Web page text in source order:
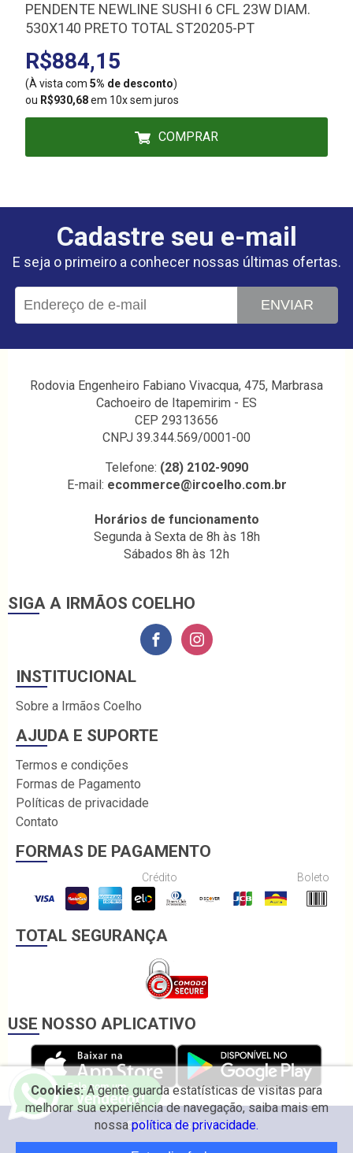
PENDENTE NEWLINE SUSHI 6 CFL 23W DIAM.
530X140 PRETO TOTAL ST20205-PT
R$884,15
(À vista com 5% de desconto)
ou R$930,68em 10x sem juros
COMPRAR
Cadastre seu e-mail
E seja o primeiro a conhecer nossas últimas ofertas.
ENVIAR
Rodovia Engenheiro Fabiano Vivacqua, 475, Marbrasa
Cachoeiro de Itapemirim - ES
CEP 29313656
CNPJ 39.344.569/0001-00
Telefone: (28) 2102-9090
E-mail: ecommerce@ircoelho.com.br
Horários de funcionamento
Segunda à Sexta de 8h às 18h
Sábados 8h às 12h
SIGA A IRMÃOS COELHO
INSTITUCIONAL
Sobre a Irmãos Coelho
AJUDA E SUPORTE
Termos e condições
Formas de Pagamento
Políticas de privacidade
Contato
FORMAS DE PAGAMENTO
Crédito Boleto
TOTAL SEGURANÇA
USE NOSSO APLICATIVO
Cookies:A gente guarda estatísticas de visitas para
melhorar sua experiência de navegação, saiba mais em
nossapolítica de privacidade.
© 2026 Irmãos Coelho.